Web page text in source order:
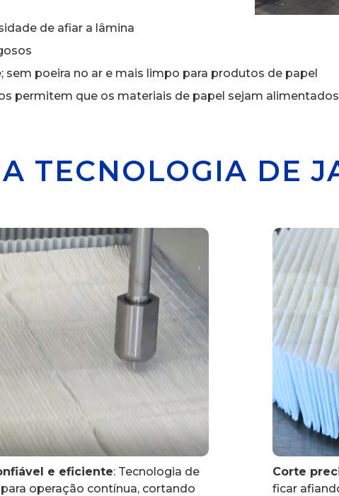
de afiar a lâmina
sem poeira no ar e mais limpo para produtos de papel
permitem que os materiais de papel sejam
TECNOLOGIA DE
e eficiente: Tecnologia de
operação contínua, cortando
Corte
ficar